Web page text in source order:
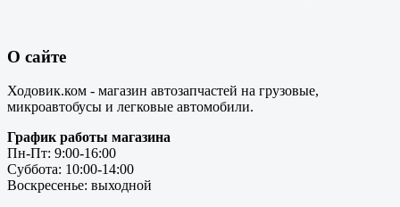
О сайте
Ходовик.ком - магазин автозапчастей на грузовые,
микроавтобусы и легковые автомобили.
График работы магазина
Пн-Пт: 9:00-16:00
Суббота: 10:00-14:00
Воскресенье: выходной